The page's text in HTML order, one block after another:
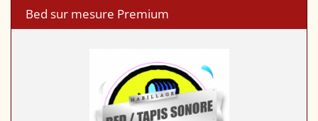
Bed sur mesure Premium